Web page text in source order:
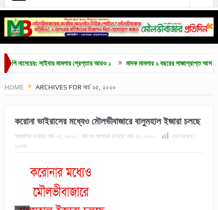
সাইবার মামলায় গ্রেপ্তার আরও ১ মাদক মামলার ২ বছরের সাজাপ্রাপ্ত আসামি
HOME ARCHIVES FOR মার্চ ২৫, ২০২০
করোনা ভাইরাসের মধ্যেও মৌলভীবাজারে বালুমহাল ইজারা চলছে
প্রকাশিত হয়েছে: মার্চ ২৫, ২০২০ সর্বশেষ আপডেট হয়েছে: মার্চ ২৫, ২০২০
দেখা হয়েছে :
১,৮৩৪